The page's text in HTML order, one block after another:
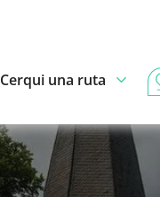
Cerqui una ruta